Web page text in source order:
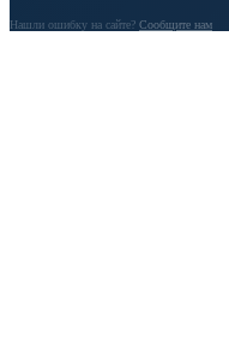
Нашли ошибку на сайте? Сообщите нам